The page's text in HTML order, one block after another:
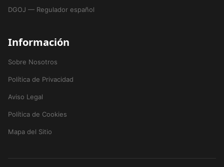
DGOJ — Regulador español
Información
Sobre Nosotros
Política de Privacidad
Aviso Legal
Política de Cookies
Mapa del Sitio